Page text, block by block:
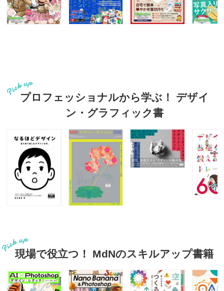
プロフェッショナルから学ぶ！ デザイ
ン・グラフィック書
現場で役立つ！ MdNのスキルアップ書籍